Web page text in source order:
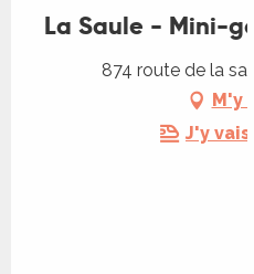
La Saule - Mini-
874 route de la
M'y
J'y vais